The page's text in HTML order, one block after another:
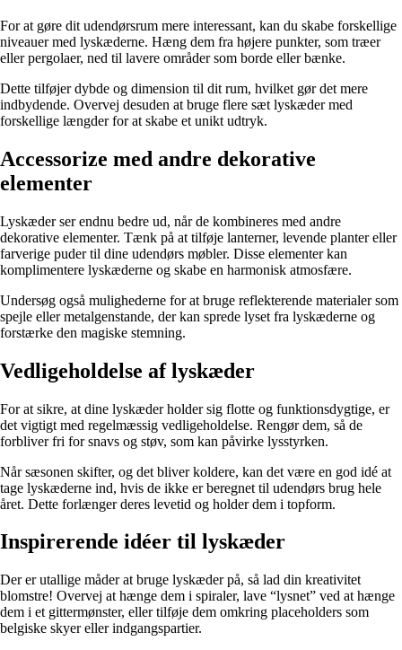
For at gøre dit udendørsrum mere interessant, kan du skabe forskellige
niveauer med lyskæderne. Hæng dem fra højere punkter, som træer
eller pergolaer, ned til lavere områder som borde eller bænke.
Dette tilføjer dybde og dimension til dit rum, hvilket gør det mere
indbydende. Overvej desuden at bruge flere sæt lyskæder med
forskellige længder for at skabe et unikt udtryk.
Accessorize med andre dekorative
elementer
Lyskæder ser endnu bedre ud, når de kombineres med andre
dekorative elementer. Tænk på at tilføje lanterner, levende planter eller
farverige puder til dine udendørs møbler. Disse elementer kan
komplimentere lyskæderne og skabe en harmonisk atmosfære.
Undersøg også mulighederne for at bruge reflekterende materialer som
spejle eller metalgenstande, der kan sprede lyset fra lyskæderne og
forstærke den magiske stemning.
Vedligeholdelse af lyskæder
For at sikre, at dine lyskæder holder sig flotte og funktionsdygtige, er
det vigtigt med regelmæssig vedligeholdelse. Rengør dem, så de
forbliver fri for snavs og støv, som kan påvirke lysstyrken.
Når sæsonen skifter, og det bliver koldere, kan det være en god idé at
tage lyskæderne ind, hvis de ikke er beregnet til udendørs brug hele
året. Dette forlænger deres levetid og holder dem i topform.
Inspirerende idéer til lyskæder
Der er utallige måder at bruge lyskæder på, så lad din kreativitet
blomstre! Overvej at hænge dem i spiraler, lave “lysnet” ved at hænge
dem i et gittermønster, eller tilføje dem omkring placeholders som
belgiske skyer eller indgangspartier.